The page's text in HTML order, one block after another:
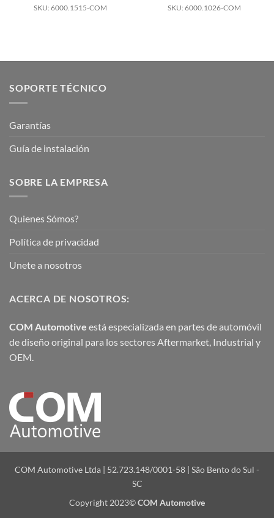
SKU: 6000.1515-COM SKU: 6000.1026-COM
SOPORTE TÉCNICO
Garantías
Guía de instalación
SOBRE LA EMPRESA
Quienes Sómos?
Política de privacidad
Unete a nosotros
ACERCA DE NOSOTROS:
COM Automotive está especializada en partes de automóvil
de diseño original para los sectores Aftermarket, Industrial y
OEM.
COM Automotive Ltda | 52.723.148/0001-58 | São Bento do Sul -
SC
Copyright 2023©COM Automotive